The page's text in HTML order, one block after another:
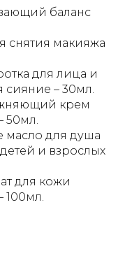
баланс
снятия макияжа
для лица и
сияние – 30мл.
крем
50мл.
для душа
и взрослых
для кожи
100мл.